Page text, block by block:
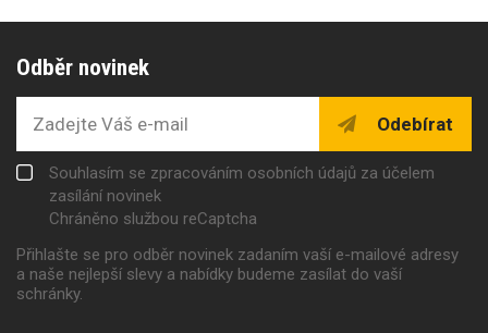
Odběr novinek
Odebírat
Souhlasím se zpracováním osobních údajů za účelem
zasílání novinek
Chráněno službou reCaptcha
Přihlašte se pro odběr novinek zadaním vaší e-mailové adresy
a naše nejlepší slevy a nabídky budeme zasílat do vaší
schránky.